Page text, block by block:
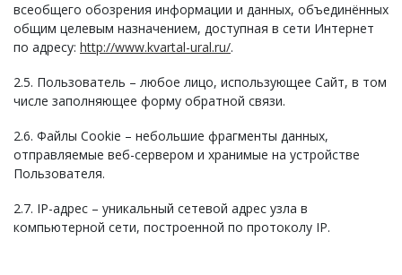
всеобщего обозрения информации и данных, объединённых
общим целевым назначением, доступная в сети Интернет
по адресу: http://www.kvartal-ural.ru/.
2.5. Пользователь – любое лицо, использующее Сайт, в том
числе заполняющее форму обратной связи.
2.6. Файлы Cookie – небольшие фрагменты данных,
отправляемые веб-сервером и хранимые на устройстве
Пользователя.
2.7. IP-адрес – уникальный сетевой адрес узла в
компьютерной сети, построенной по протоколу IP.